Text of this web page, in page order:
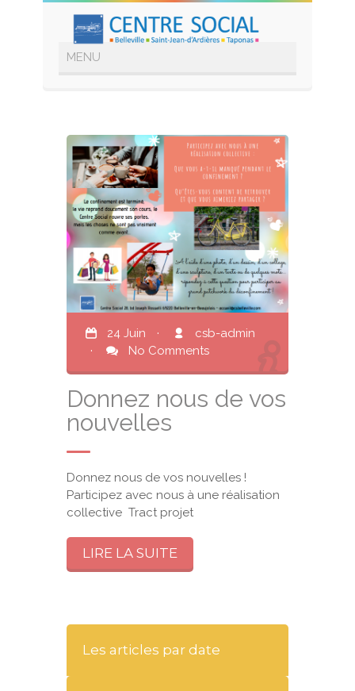
24 Juin ·
csb-admin
·
No Comments
Donnez nous de vos
nouvelles
Donnez nous de vos nouvelles !
Participez avec nous à une réalisation
collective Tract projet
LIRE LA SUITE
Les articles par date